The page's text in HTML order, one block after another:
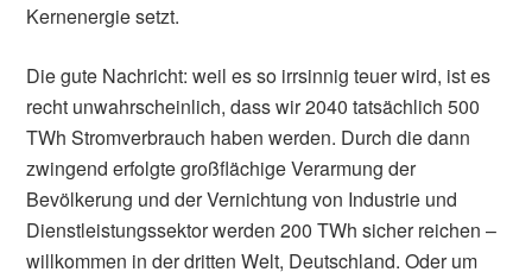
Kernenergie setzt.
Die gute Nachricht: weil es so irrsinnig teuer wird, ist es
recht unwahrscheinlich, dass wir 2040 tatsächlich 500
TWh Stromverbrauch haben werden. Durch die dann
zwingend erfolgte großflächige Verarmung der
Bevölkerung und der Vernichtung von Industrie und
Dienstleistungssektor werden 200 TWh sicher reichen –
willkommen in der dritten Welt, Deutschland. Oder um